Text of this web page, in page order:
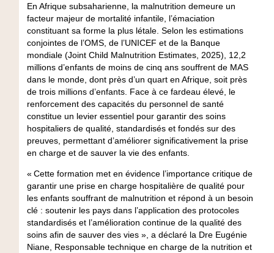
En Afrique subsaharienne, la malnutrition demeure un
facteur majeur de mortalité infantile, l’émaciation
constituant sa forme la plus létale. Selon les estimations
conjointes de l’OMS, de l’UNICEF et de la Banque
mondiale (Joint Child Malnutrition Estimates, 2025), 12,2
millions d’enfants de moins de cinq ans souffrent de MAS
dans le monde, dont près d’un quart en Afrique, soit près
de trois millions d’enfants. Face à ce fardeau élevé, le
renforcement des capacités du personnel de santé
constitue un levier essentiel pour garantir des soins
hospitaliers de qualité, standardisés et fondés sur des
preuves, permettant d’améliorer significativement la prise
en charge et de sauver la vie des enfants.
« Cette formation met en évidence l’importance critique de
garantir une prise en charge hospitalière de qualité pour
les enfants souffrant de malnutrition et répond à un besoin
clé : soutenir les pays dans l’application des protocoles
standardisés et l’amélioration continue de la qualité des
soins afin de sauver des vies », a déclaré la Dre Eugénie
Niane, Responsable technique en charge de la nutrition et